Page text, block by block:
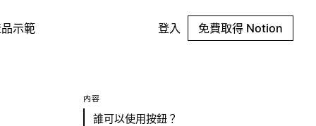
示範 登入 免費取得 Notion
內容
誰可以使用按鈕？